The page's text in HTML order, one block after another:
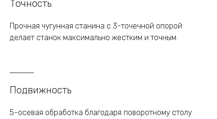
Точность
Прочная чугунная станина с 3-точечной опорой
делает станок максимально жестким и точным.
Подвижность
5-осевая обработка благодаря поворотному столу